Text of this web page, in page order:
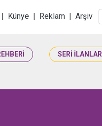
| Künye | Reklam | Arşiv
SERİ İLANLAR